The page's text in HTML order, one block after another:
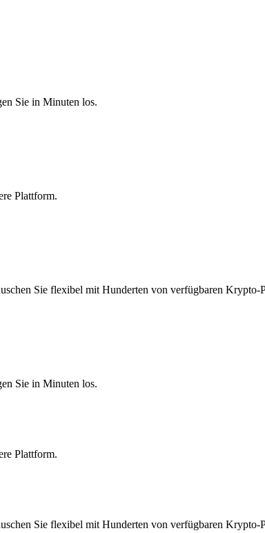
Sie in Minuten los.
Plattform.
Sie flexibel mit Hunderten von verfügbaren Krypto-
Sie in Minuten los.
Plattform.
Sie flexibel mit Hunderten von verfügbaren Krypto-